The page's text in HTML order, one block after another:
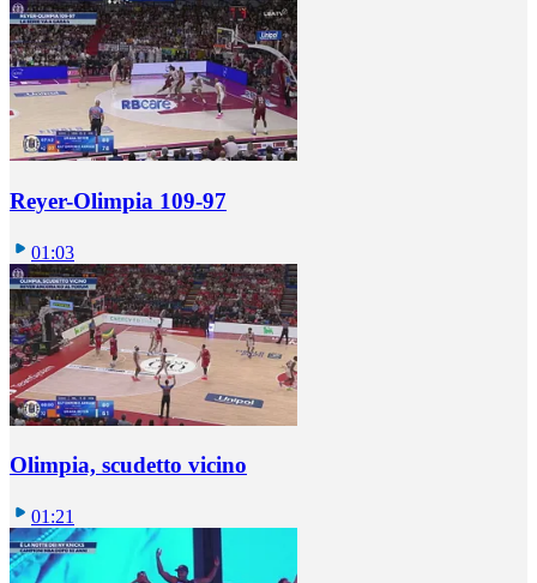
Reyer-Olimpia 109-97
01:03
Olimpia, scudetto vicino
01:21